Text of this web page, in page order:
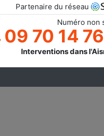
Partenaire du réseau
Numéro non
09 70 14
Interventions dans